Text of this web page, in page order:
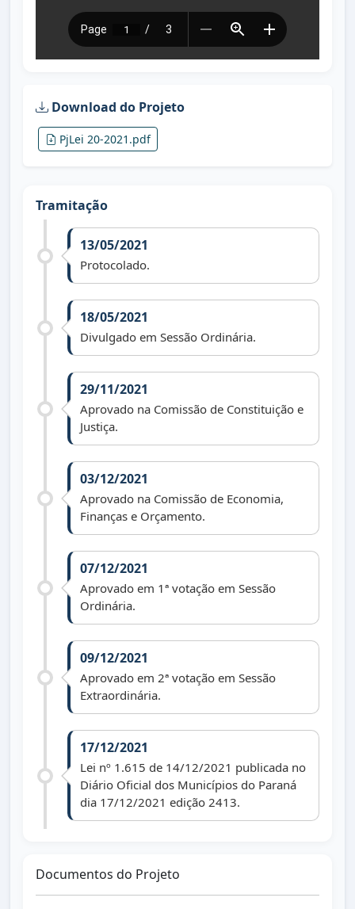
Download do Projeto
PjLei 20-2021.pdf
Tramitação
13/05/2021
Protocolado.
18/05/2021
Divulgado em Sessão Ordinária.
29/11/2021
Aprovado na Comissão de Constituição e
Justiça.
03/12/2021
Aprovado na Comissão de Economia,
Finanças e Orçamento.
07/12/2021
Aprovado em 1ª votação em Sessão
Ordinária.
09/12/2021
Aprovado em 2ª votação em Sessão
Extraordinária.
17/12/2021
Lei nº 1.615 de 14/12/2021 publicada no
Diário Oficial dos Municípios do Paraná
dia 17/12/2021 edição 2413.
Documentos do Projeto